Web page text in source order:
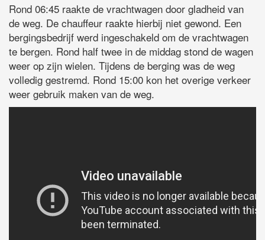
Rond 06:45 raakte de vrachtwagen door gladheid van
de weg. De chauffeur raakte hierbij niet gewond. Een
bergingsbedrijf werd ingeschakeld om de vrachtwagen
te bergen. Rond half twee in de middag stond de wagen
weer op zijn wielen. Tijdens de berging was de weg
volledig gestremd. Rond 15:00 kon het overige verkeer
weer gebruik maken van de weg.